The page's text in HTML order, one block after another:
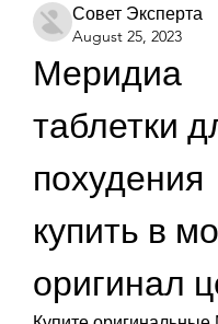
Совет Эксперта
August 25, 2023
Меридиа
таблетки
похудения
купить в
оригинал